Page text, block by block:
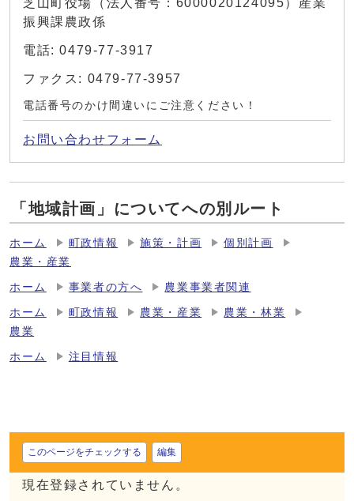
芝山町役場（法人番号：6000020124095）産業
振興課農政係
電話: 0479-77-3917
ファクス: 0479-77-3957
電話番号のかけ間違いにご注意ください！
お問い合わせフォーム
「地域計画」についてへの別ルート
ホーム 町政情報 施策・計画
個別計画
農業・産業
ホーム 事業者の方へ 農業事業者関連
ホーム 町政情報 農業・産業
農業・林業
農業
ホーム 注目情報
このページをチェックする 編集
現在登録されていません。